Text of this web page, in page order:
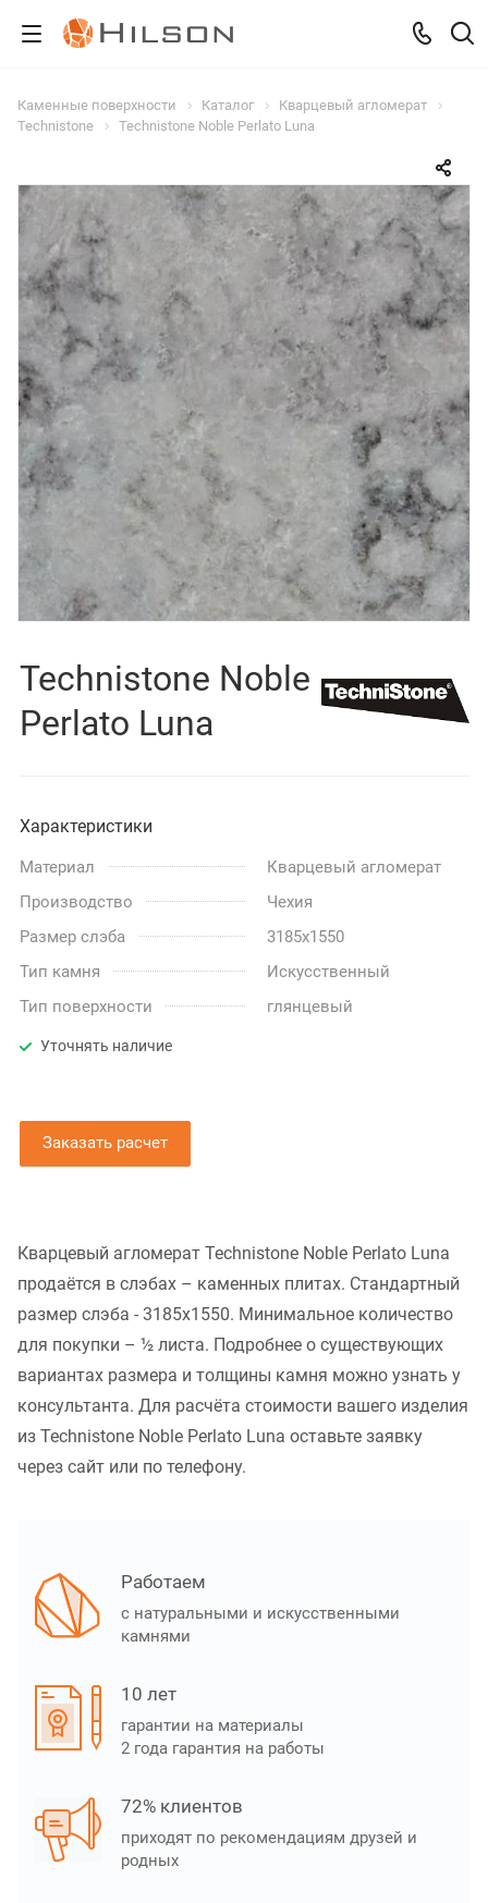
Каменные поверхности Каталог
Кварцевый агломерат
Technistone
Technistone Noble Perlato Luna
Technistone Noble
Perlato Luna
Характеристики
Материал
Кварцевый агломерат
Производство
Чехия
Размер слэба
3185x1550
Тип камня
Искусственный
Тип поверхности
глянцевый
Уточнять наличие
Заказать расчет
Кварцевый агломерат Technistone Noble Perlato Luna
продаётся в слэбах – каменных плитах. Стандартный
размер слэба - 3185x1550. Минимальное количество
для покупки – ½ листа. Подробнее о существующих
вариантах размера и толщины камня можно узнать у
консультанта. Для расчёта стоимости вашего изделия
из Technistone Noble Perlato Luna оставьте заявку
через сайт или по телефону.
Работаем
с натуральными и искусственными
камнями
10 лет
гарантии на материалы
2 года гарантия на работы
72% клиентов
приходят по рекомендациям друзей и
родных